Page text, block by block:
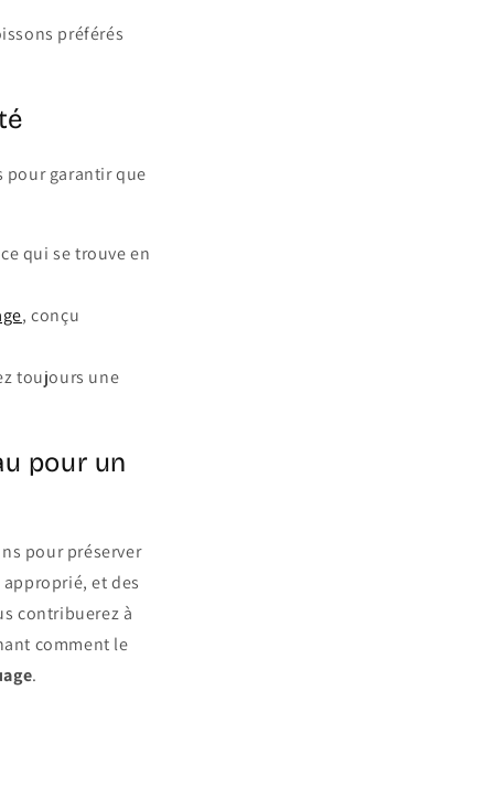
préférés
garantir que
qui se trouve en
, conçu
toujours une
pour un
pour préserver
et des
contribuerez à
comment le
.